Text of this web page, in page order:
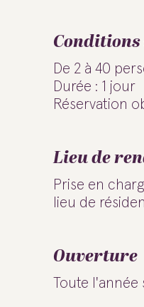
De 2 à 40
Durée : 1 jour
Réservation
Lieu de
Prise en
lieu de
Ouverture
Toute